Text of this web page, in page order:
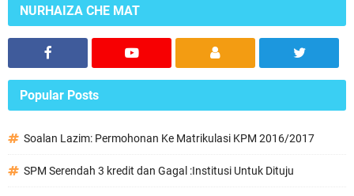
NURHAIZA CHE MAT
Popular Posts
Soalan Lazim: Permohonan Ke Matrikulasi KPM 2016/2017
SPM Serendah 3 kredit dan Gagal :Institusi Untuk Dituju